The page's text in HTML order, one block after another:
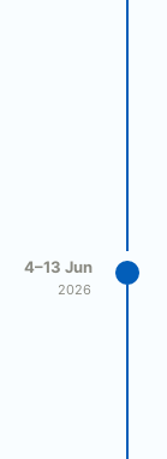
4–13 Jun
2026